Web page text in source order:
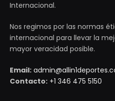
Internacional.
Nos regimos por las normas
internacional para llevar la
mayor veracidad posible.
Email:
Contacto: +1 346 475 5150